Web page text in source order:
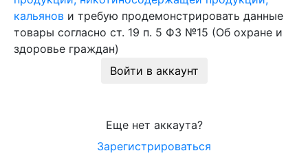
кальянов и требую продемонстрировать данные
товары согласно ст. 19 п. 5 ФЗ №15 (Об охране и
здоровье граждан)
Войти в аккаунт
Еще нет аккаута?
Зарегистрироваться